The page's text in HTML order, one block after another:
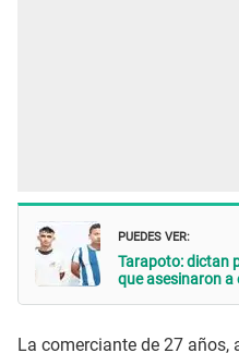
PUEDES VER:
Tarapoto: dictan
que asesinaron a
La comerciante de 27 años,